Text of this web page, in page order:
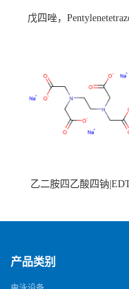
戊四唑，
乙二胺四乙酸四钠
产品类别